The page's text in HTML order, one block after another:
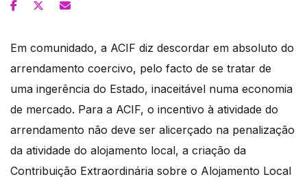
Em comunidado, a ACIF diz descordar em absoluto do
arrendamento coercivo, pelo facto de se tratar de
uma ingerência do Estado, inaceitável numa economia
de mercado. Para a ACIF, o incentivo à atividade do
arrendamento não deve ser alicerçado na penalização
da atividade do alojamento local, a criação da
Contribuição Extraordinária sobre o Alojamento Local